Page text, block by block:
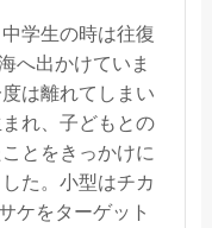
学生の時は往復
へ出かけていま
は離れてしまい
れ、子どもとの
とをきっかけに
た。小型はチカ
ケをターゲット